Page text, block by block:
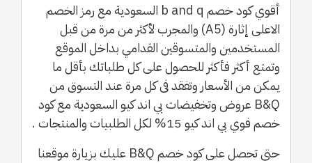
أقوي كود خصم b and q السعودية مع رمز الخصم
الاعلى إثارة (A5) والمجرب لأكثر من مرة من قبل
المستخدمين والمتسوقين القدامي بداخل الموقع
وتمتع أكثر فأكثر للحصول على كل طلباتك بأقل ما
يمكن من الأسعار وتفقد فى كل مرة عند التسوق من
B&Q عروض وتخفيضات بي اند كيو السعودية مع كود
خصم فوي بي اند كيو 15% لكل الطلبيات والمنتجات .
حتى تحصل على كود خصم B&Q عليك بزيارة موقعنا